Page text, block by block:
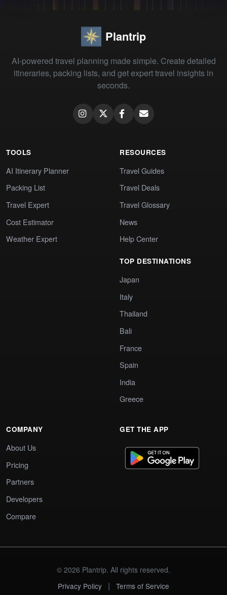
Plantrip
AI-powered travel planning made simple. Create detailed
itineraries, packing lists, and get expert travel insights in
seconds.
TOOLS
AI Itinerary Planner
Packing List
Travel Expert
Cost Estimator
Weather Expert
RESOURCES
Travel Guides
Travel Deals
Travel Glossary
News
Help Center
TOP DESTINATIONS
Japan
Italy
Thailand
Bali
France
Spain
India
Greece
COMPANY
About Us
Pricing
Partners
Developers
Compare
GET THE APP
© 2026 Plantrip. All rights reserved.
Privacy Policy
| Terms of Service